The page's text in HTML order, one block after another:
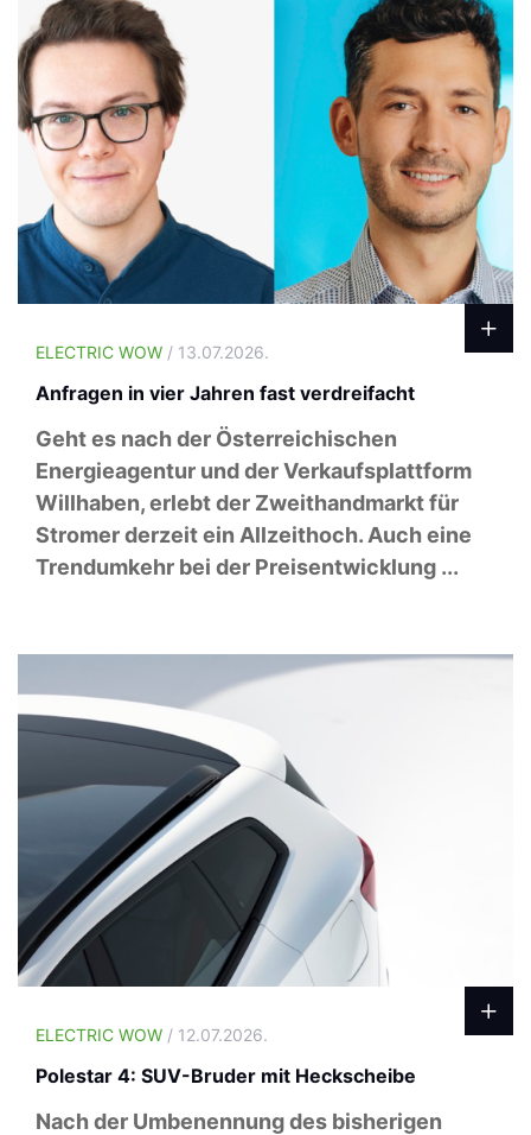
ELECTRIC WOW / 13.07.2026.
Anfragen in vier Jahren fast verdreifacht
Geht es nach der Österreichischen
Energieagentur und der Verkaufsplattform
Willhaben, erlebt der Zweithandmarkt für
Stromer derzeit ein Allzeithoch. Auch eine
Trendumkehr bei der Preisentwicklung ...
ELECTRIC WOW / 12.07.2026.
Polestar 4: SUV-Bruder mit Heckscheibe
Nach der Umbenennung des bisherigen